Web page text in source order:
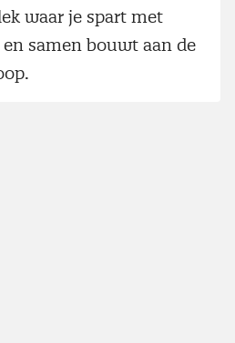
waar je spart met
samen bouwt aan de